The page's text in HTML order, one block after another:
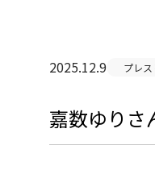
2025.12.9 プレス
嘉数ゆりさ